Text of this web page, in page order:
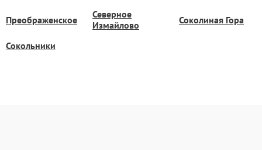
Преображенское
Северное
Измайлово
Соколиная Гора
Сокольники